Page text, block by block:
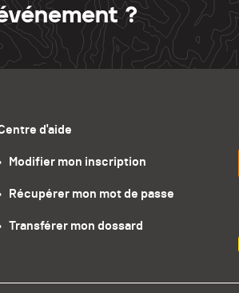
?
d'aide
Modifier mon inscription
Récupérer mon mot de passe
Transférer mon dossard